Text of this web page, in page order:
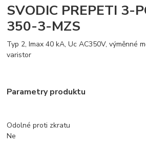
SVODIC PREPETI 3-
350-3-MZS
Typ 2, Imax 40 kA, Uc AC350V, výměnné
varistor
Parametry produktu
Odolné proti zkratu
Ne